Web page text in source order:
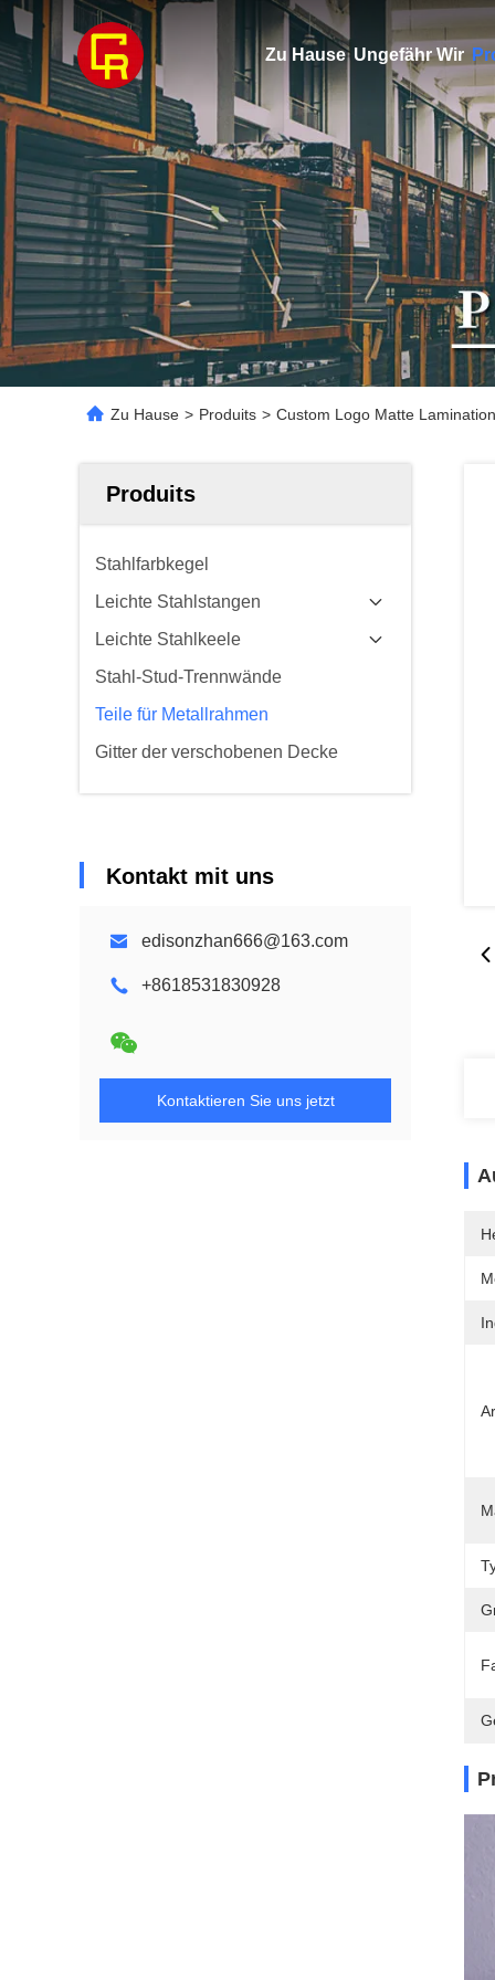
Zu Hause Ungefähr Wir
Zu Hause > Produits > Custom Logo Matte
Produits
Stahlfarbkegel
Leichte Stahlstangen
Leichte Stahlkeele
Stahl-Stud-Trennwände
Teile für Metallrahmen
Gitter der verschobenen Decke
Kontakt mit uns
edisonzhan666@163.com
+8618531830928
Kontaktieren Sie uns jetzt